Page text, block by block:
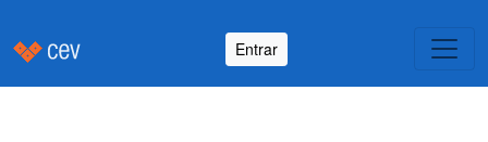
Entrar